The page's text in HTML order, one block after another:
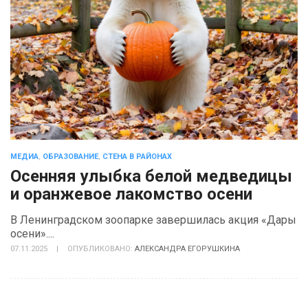
МЕДИА, ОБРАЗОВАНИЕ, СТЕНА В РАЙОНАХ
Осенняя улыбка белой медведицы
и оранжевое лакомство осени
В Ленинградском зоопарке завершилась акция «Дары
осени»....
07.11.2025 ОПУБЛИКОВАНО: АЛЕКСАНДРА ЕГОРУШКИНА